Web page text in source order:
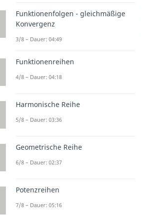
Funktionenfolgen - gleichmäßige
Konvergenz
3/8 – Dauer: 04:49
Funktionenreihen
4/8 – Dauer: 04:18
Harmonische Reihe
5/8 – Dauer: 03:36
Geometrische Reihe
6/8 – Dauer: 02:37
Potenzreihen
7/8 – Dauer: 05:16